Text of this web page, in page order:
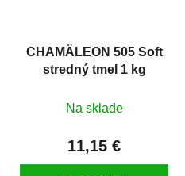
CHAMÄLEON 505 Soft
stredný tmel 1 kg
Na sklade
11,15 €